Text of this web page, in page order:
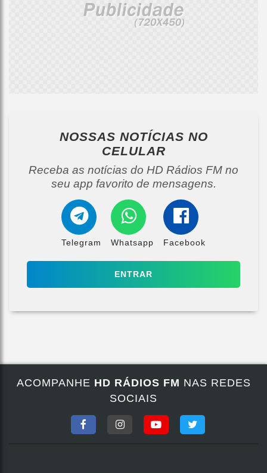
NOSSAS NOTÍCIAS NO
CELULAR
Receba as notícias do HD Rádios FM no
seu app favorito de mensagens.
Telegram Whatsapp Facebook
ENTRAR
ACOMPANHE HD RÁDIOS FM NAS REDES
SOCIAIS